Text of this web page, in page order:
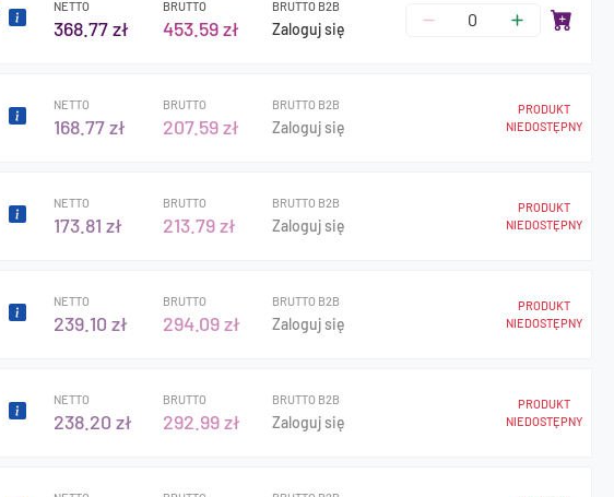
NETTO
368.77 zł
BRUTTO
453.59 zł
BRUTTO B2B
Zaloguj się
NETTO
168.77 zł
BRUTTO
207.59 zł
BRUTTO B2B
Zaloguj się
PRODUKT
NIEDOSTĘPNY
NETTO
173.81 zł
BRUTTO
213.79 zł
BRUTTO B2B
Zaloguj się
PRODUKT
NIEDOSTĘPNY
NETTO
239.10 zł
BRUTTO
294.09 zł
BRUTTO B2B
Zaloguj się
PRODUKT
NIEDOSTĘPNY
NETTO
238.20 zł
BRUTTO
292.99 zł
BRUTTO B2B
Zaloguj się
PRODUKT
NIEDOSTĘPNY